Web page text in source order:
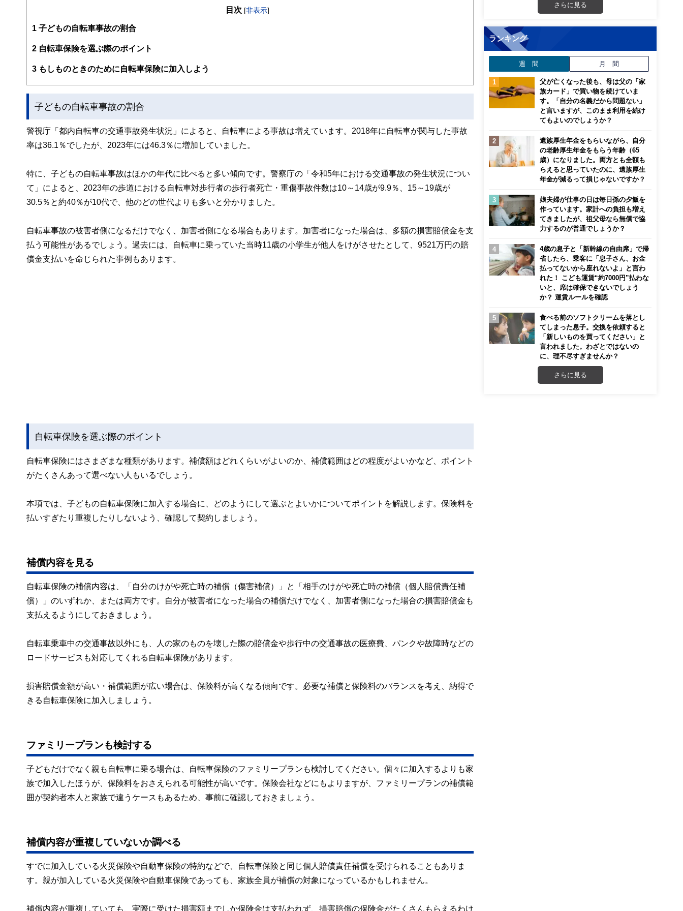
案から記事掲載まですべての工程に関わることで、読者目線のコンテンツを追求しています。
FinancialFieldの特徴は、ファイナンシャルプランナー、弁護士、税理士、宅地建物取引士、相続診断士、住宅ローンアドバイザー、DCプランナ
ー、公認会計士、社会保険労務士、行政書士、投資アナリスト、キャリアコンサルタントなど150名以上の有資格者を執筆者・監修者として迎
私たちは、快適でより良い生活のアイデアを提供するお金のコンシェルジュを目指します。
目次 [非表示]
1 子どもの自転車事故の割合
2 自転車保険を選ぶ際のポイント
3 もしものときのために自転車保険に加入しよう
子どもの自転車事故の割合
警視庁「都内自転車の交通事故発生状況」によると、自転車による事故は増えています。2018年に自転車が関与した事故
率は36.1％でしたが、2023年には46.3％に増加していました。
特に、子どもの自転車事故はほかの年代に比べると多い傾向です。警察庁の「令和5年における交通事故の発生状況につい
て」によると、2023年の歩道における自転車対歩行者の歩行者死亡・重傷事故件数は10～14歳が9.9％、15～19歳が
30.5％と約40％が10代で、他のどの世代よりも多いと分かりました。
自転車事故の被害者側になるだけでなく、加害者側になる場合もあります。加害者になった場合は、多額の損害賠償金を支
払う可能性があるでしょう。過去には、自転車に乗っていた当時11歳の小学生が他人をけがさせたとして、9521万円の賠
償金支払いを命じられた事例もあります。
自転車保険を選ぶ際のポイント
自転車保険にはさまざまな種類があります。補償額はどれくらいがよいのか、補償範囲はどの程度がよいかなど、ポイント
がたくさんあって選べない人もいるでしょう。
本項では、子どもの自転車保険に加入する場合に、どのようにして選ぶとよいかについてポイントを解説します。保険料を
払いすぎたり重複したりしないよう、確認して契約しましょう。
補償内容を見る
自転車保険の補償内容は、「自分のけがや死亡時の補償（傷害補償）」と「相手のけがや死亡時の補償（個人賠償責任補
償）」のいずれか、または両方です。自分が被害者になった場合の補償だけでなく、加害者側になった場合の損害賠償金も
支払えるようにしておきましょう。
自転車乗車中の交通事故以外にも、人の家のものを壊した際の賠償金や歩行中の交通事故の医療費、パンクや故障時などの
ロードサービスも対応してくれる自転車保険があります。
損害賠償金額が高い・補償範囲が広い場合は、保険料が高くなる傾向です。必要な補償と保険料のバランスを考え、納得で
きる自転車保険に加入しましょう。
ファミリープランも検討する
子どもだけでなく親も自転車に乗る場合は、自転車保険のファミリープランも検討してください。個々に加入するよりも家
族で加入したほうが、保険料をおさえられる可能性が高いです。保険会社などにもよりますが、ファミリープランの補償範
囲が契約者本人と家族で違うケースもあるため、事前に確認しておきましょう。
補償内容が重複していないか調べる
すでに加入している火災保険や自動車保険の特約などで、自転車保険と同じ個人賠償責任補償を受けられることもありま
す。親が加入している火災保険や自動車保険であっても、家族全員が補償の対象になっているかもしれません。
補償内容が重複していても、実際に受けた損害額までしか保険金は支払われず、損害賠償の保険金がたくさんもらえるわけ
さらに見る
ランキング
週 間 月 間
父が亡くなった後も、母は父の「家
族カード」で買い物を続けていま
す。「自分の名義だから問題ない」
と言いますが、このまま利用を続け
てもよいのでしょうか？
遺族厚生年金をもらいながら、自分
の老齢厚生年金をもらう年齢（65
歳）になりました。両方とも全額も
らえると思っていたのに、遺族厚生
年金が減るって損じゃないですか？
娘夫婦が仕事の日は毎日孫の夕飯を
作っています。家計への負担も増え
てきましたが、祖父母なら無償で協
力するのが普通でしょうか？
4歳の息子と「新幹線の自由席」で帰
省したら、乗客に「息子さん、お金
払ってないから座れないよ」と言わ
れた！ こども運賃“約7000円”払わな
いと、席は確保できないでしょう
か？ 運賃ルールを確認
食べる前のソフトクリームを落とし
てしまった息子。交換を依頼すると
「新しいものを買ってください」と
言われました。わざとではないの
に、理不尽すぎませんか？
さらに見る